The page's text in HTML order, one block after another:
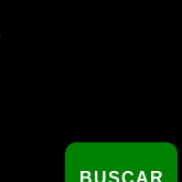
BUSCAR